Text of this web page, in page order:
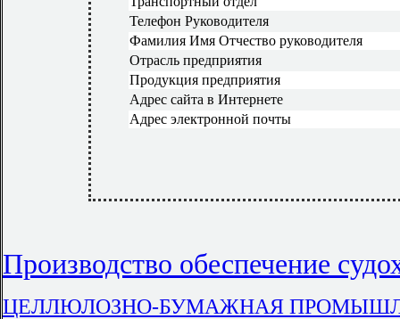
Телефон Руководителя
Фамилия Имя Отчество руководителя
Отрасль предприятия
Продукция предприятия
Адрес сайта в Интернете
Адрес электронной почты
Производство обеспечение
ЦЕЛЛЮЛОЗНО-БУМАЖНАЯ